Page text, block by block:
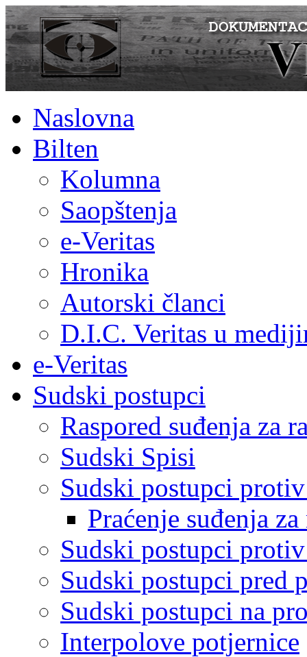
Naslovna
Bilten
Kolumna
Saopštenja
e-Veritas
Hronika
Autorski članci
D.I.C. Veritas u
e-Veritas
Sudski postupci
Raspored suđenja za
Sudski Spisi
Sudski postupci
Praćenje suđenja
Sudski postupci
Sudski postupci pred
Sudski postupci na
Interpolove potjernice